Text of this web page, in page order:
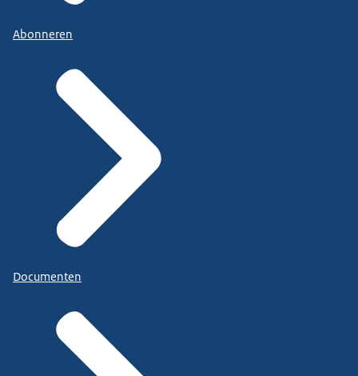
Abonneren
Documenten